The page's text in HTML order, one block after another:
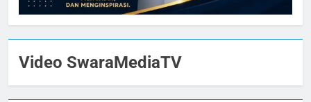
Video SwaraMediaTV